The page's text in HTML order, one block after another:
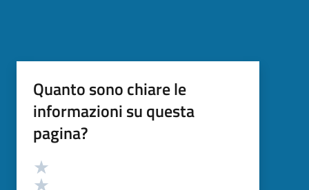
Quanto sono chiare le
informazioni su questa
pagina?
Valutazione